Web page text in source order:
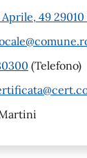
Aprile, 49
(Telefono)